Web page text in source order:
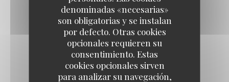
denominadas «necesarias»
son obligatorias y se instalan
por defecto. Otras cookies
opcionales requieren su
consentimiento. Estas
cookies opcionales sirven
para analizar su navegación,
Hout - Fish
GRILLED SEA BASS